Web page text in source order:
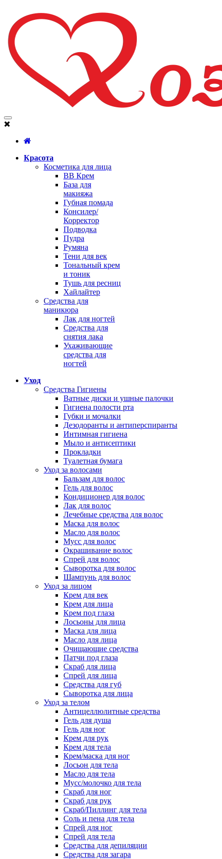
Красота
Косметика для лица
BB Крем
База для
макияжа
Губная помада
Консилер/
Корректор
Подводка
Пудра
Румяна
Тени для век
Тональный крем
и тоник
Тушь для ресниц
Хайлайтер
Средства для
маникюра
Лак для ногтей
Средства для
снятия лака
Ухаживающие
средства для
ногтей
Уход
Средства Гигиены
Ватные диски и ушные палочки
Гигиена полости рта
Губки и мочалки
Дезодоранты и антиперспиранты
Интимная гигиена
Мыло и антисептики
Прокладки
Туалетная бумага
Уход за волосами
Бальзам для волос
Гель для волос
Кондиционер для волос
Лак для волос
Лечебные средства для волос
Маска для волос
Масло для волос
Мусс для волос
Окрашивание волос
Спрей для волос
Сыворотка для волос
Шампунь для волос
Уход за лицом
Крем для век
Крем для лица
Крем под глаза
Лосьоны для лица
Маска для лица
Масло для лица
Очищающие средства
Патчи под глаза
Скраб для лица
Спрей для лица
Средства для губ
Сыворотка для лица
Уход за телом
Антицеллюлитные средства
Гель для душа
Гель для ног
Крем для рук
Крем для тела
Крем/маска для ног
Лосьон для тела
Масло для тела
Мусс/молочко для тела
Скраб для ног
Скраб для рук
Скраб/Пиллинг для тела
Соль и пена для тела
Спрей для ног
Спрей для тела
Средства для депиляции
Средства для загара